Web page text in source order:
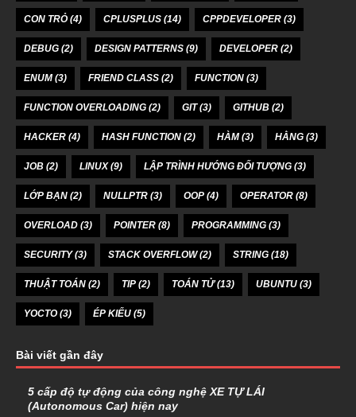
CON TRỎ(4) CPLUSPLUS (14) CPPDEVELOPER (3)
DEBUG (2) DESIGN PATTERNS (9) DEVELOPER (2)
ENUM(3) FRIEND CLASS (2) FUNCTION (3)
FUNCTION OVERLOADING (2) GIT(3) GITHUB (2)
HACKER (4) HASH FUNCTION (2) HÀM(3) HẰNG (3)
JOB (2) LINUX(9) LẬP TRÌNH HƯỚNG ĐỐI TƯỢNG (3)
LỚP BẠN (2) NULLPTR (3) OOP (4) OPERATOR (8)
OVERLOAD (3) POINTER (8) PROGRAMMING (3)
SECURITY(3) STACK OVERFLOW(2) STRING (18)
THUẬT TOÁN (2) TIP (2) TOÁN TỬ(13) UBUNTU (3)
YOCTO(3) ÉP KIỂU (5)
Bài viết gần đây
5 cấp độ tự động của công nghệ XE TỰ LÁI
(Autonomous Car) hiện nay